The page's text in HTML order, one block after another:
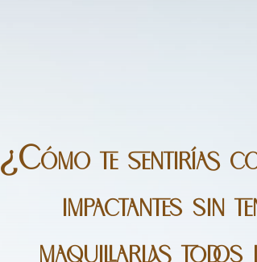
¿Cómo te sentirías
impactantes sin
maquillarlas